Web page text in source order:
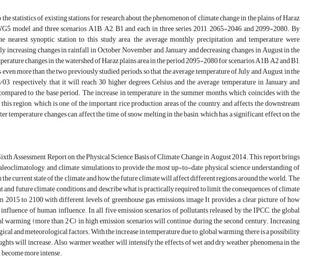
statistics of existing stations, for research about the phenomenon of climate change in the plains of Haraz
model and three scenarios A1B, A2, B1 and each in three series 2011, 2065-2046 and 2099-2080. By
synoptic station to this study area, the average monthly precipitation and temperature were
changes in rainfall in October, November and January and decreasing changes in August in the
changes in the watershed of Haraz plains area in the period 2095-2080 for scenarios A1B, A2 and B1,
more than the two previously studied periods, so that the average temperature of July and August in the
respectively, that it will reach 30 higher degrees Celsius and the average temperature in January and
to the base period. The increase in temperature in the summer months, which coincides with the
region, which is one of the important rice production areas of the country, and affects the downstream
temperature changes can affect the time of snow melting in the basin, which has a significant effect on the
Assessment Report on the Physical Science Basis of Climate Change in August 2014. This report brings
and climate simulations to provide the most up-to-date physical science understanding of
current state of the climate and how the future climate will affect different regions around the world. The
future climate conditions and describe what is practically required to limit the consequences of climate
to 2100 with different levels of greenhouse gas emissions, image It provides a clear picture of how
of human influence. In all five emission scenarios of pollutants released by the IPCC, the global
(more than 2°C) in high emission scenarios will continue during the second century. Increasing
and meteorological factors. With the increase in temperature due to global warming, there is a possibility
will increase. Also, warmer weather will intensify the effects of wet and dry weather phenomena in the
more intense.